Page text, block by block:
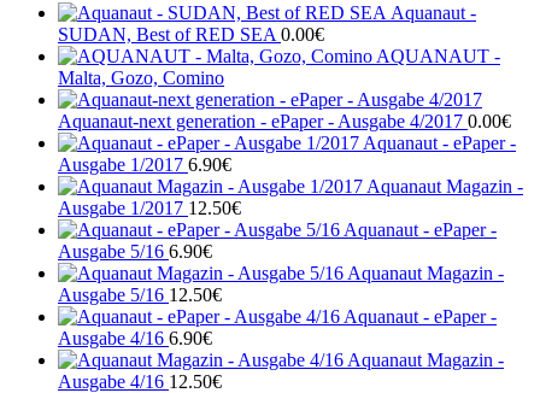
Aquanaut -
SUDAN, Best of RED SEA 0.00€
AQUANAUT -
Malta, Gozo, Comino
Aquanaut-next generation - ePaper - Ausgabe 4/2017 0.00€
Aquanaut - ePaper -
Ausgabe 1/2017 6.90€
Aquanaut Magazin -
Ausgabe 1/2017 12.50€
Aquanaut - ePaper -
Ausgabe 5/16 6.90€
Aquanaut Magazin -
Ausgabe 5/16 12.50€
Aquanaut - ePaper -
Ausgabe 4/16 6.90€
Aquanaut Magazin -
Ausgabe 4/16 12.50€